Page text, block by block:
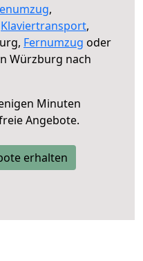
,
Klaviertransport,
Fernumzug oder
Würzburg nach
Minuten
Angebote.
erhalten